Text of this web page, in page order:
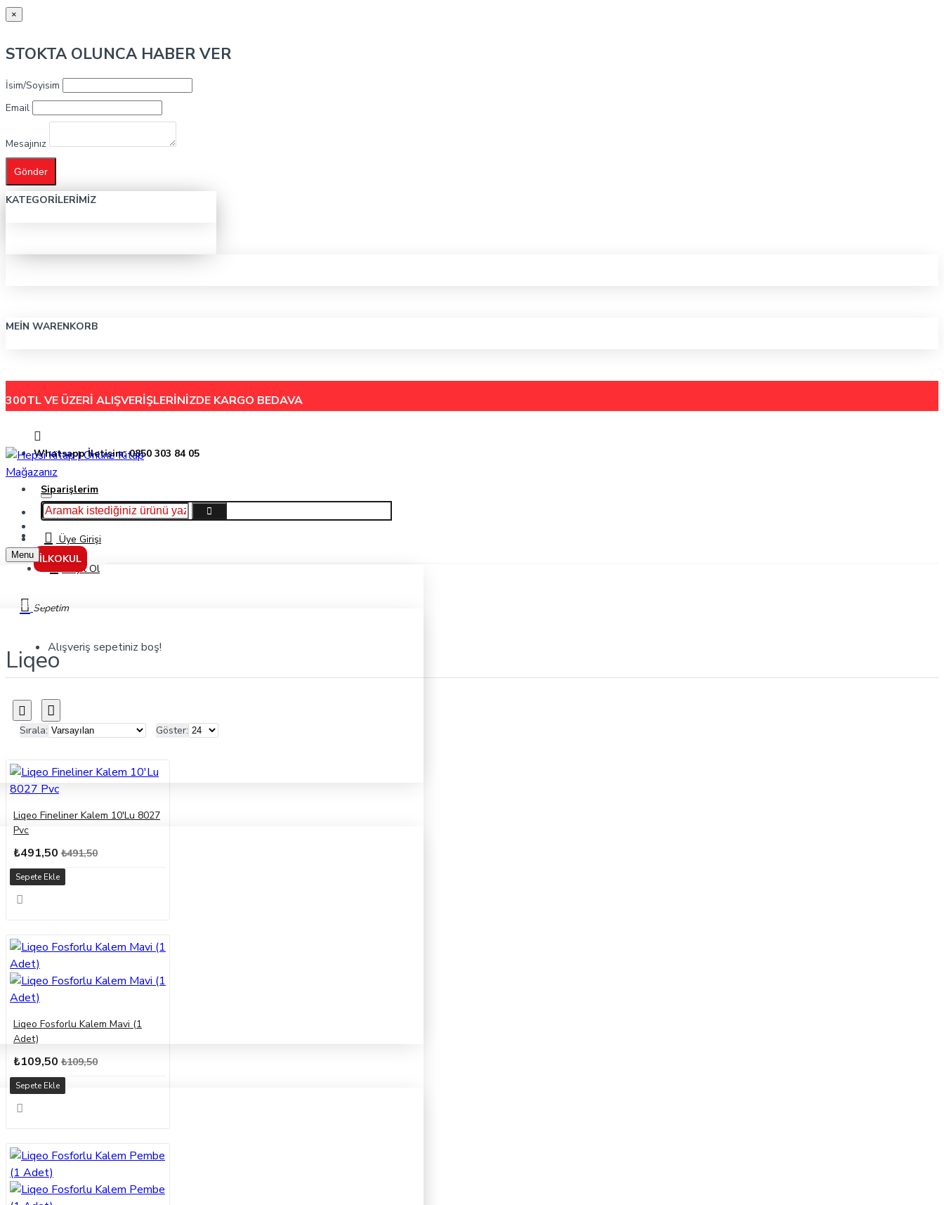
×
STOKTA OLUNCA HABER VER
İsim/Soyisim
Email
Mesajınız
Gönder
KATEGORILERIMIZ
MEIN WARENKORB
300TL VE ÜZERİ ALIŞVERİŞLERİNİZDE KARGO BEDAVA
Whatsapp İletişim: 0850 303 84 05
Siparişlerim
Hakkımızda
İletişimÜye Girişi
Kayıt Ol
Sepetim
Alışveriş sepetiniz boş!
İLKOKUL
Menu
Markalar
Liqeo
Sırala: Göster:
Liqeo Fineliner Kalem 10'Lu 8027
Pvc
₺491,50 ₺491,50
Sepete Ekle
Liqeo Fosforlu Kalem Mavi (1
Adet)
₺109,50 ₺109,50
Sepete Ekle